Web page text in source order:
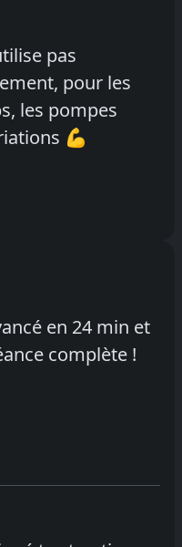
pas
pour les
les pompes
💪
en 24 min et
complète !